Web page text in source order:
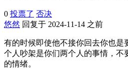
0 投票了 否决
悠然 回复于 2024-11-14 之前
有的时候即使他不接你回去你也是
个人吵架是你们两个人的事情，不
的情绪。